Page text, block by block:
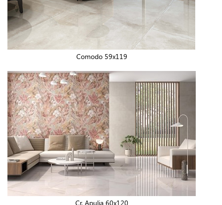
Comodo 59x119
Cr. Apulia 60x120